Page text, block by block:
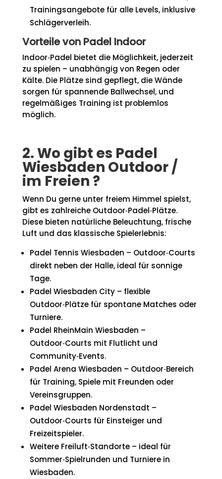
Trainingsangebote für alle Levels, inklusive
Schlägerverleih.
Vorteile von Padel Indoor
Indoor‑Padel bietet die Möglichkeit, jederzeit
zu spielen – unabhängig von Regen oder
Kälte. Die Plätze sind gepflegt, die Wände
sorgen für spannende Ballwechsel, und
regelmäßiges Training ist problemlos
möglich.
2. Wo gibt es Padel
Wiesbaden Outdoor /
im Freien ?
Wenn Du gerne unter freiem Himmel spielst,
gibt es zahlreiche Outdoor‑Padel‑Plätze.
Diese bieten natürliche Beleuchtung, frische
Luft und das klassische Spielerlebnis:
Padel Tennis Wiesbaden – Outdoor‑Courts
direkt neben der Halle, ideal für sonnige
Tage.
Padel Wiesbaden City – flexible
Outdoor‑Plätze für spontane Matches oder
Turniere.
Padel RheinMain Wiesbaden –
Outdoor‑Courts mit Flutlicht und
Community‑Events.
Padel Arena Wiesbaden – Outdoor‑Bereich
für Training, Spiele mit Freunden oder
Vereinsgruppen.
Padel Wiesbaden Nordenstadt –
Outdoor‑Courts für Einsteiger und
Freizeitspieler.
Weitere Freiluft‑Standorte – ideal für
Sommer‑Spielrunden und Turniere in
Wiesbaden.